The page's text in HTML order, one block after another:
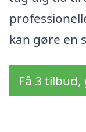
kan gøre en
Få 3